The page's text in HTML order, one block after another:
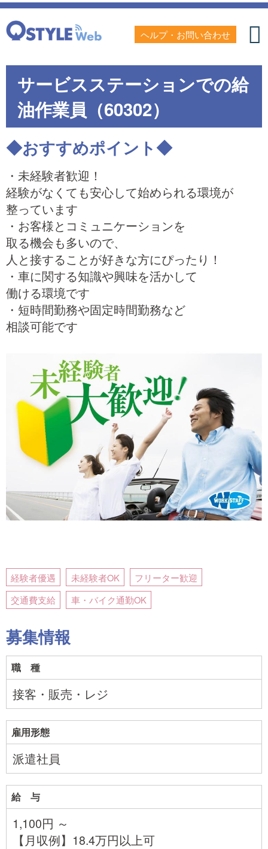
ヘルプ・お問い合わせ
サービスステーションでの給
油作業員（60302）
◆おすすめポイント◆
・未経験者歓迎！
経験がなくても安心して始められる環境が
整っています
・お客様とコミュニケーションを
取る機会も多いので、
人と接することが好きな方にぴったり！
・車に関する知識や興味を活かして
働ける環境です
・短時間勤務や固定時間勤務など
相談可能です
経験者優遇 未経験者OK
フリーター歓迎
交通費支給
車・バイク通勤OK
募集情報
職 種
接客・販売・レジ
雇用形態
派遣社員
給 与
1,100円 ～
【月収例】18.4万円以上可